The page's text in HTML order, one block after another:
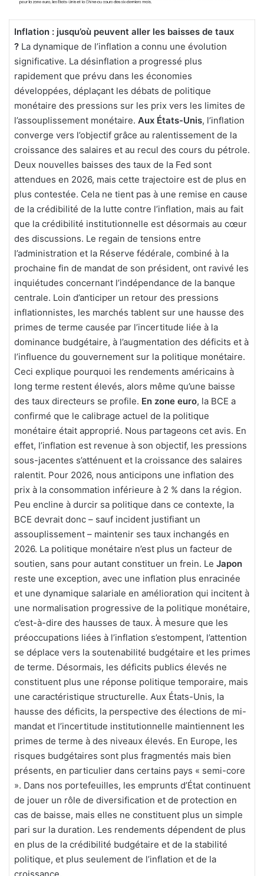
Inflation : jusqu’où peuvent aller les baisses de taux
?La dynamique de l’inflation a connu une évolution
significative. La désinflation a progressé plus
rapidement que prévu dans les économies
développées, déplaçant les débats de politique
monétaire des pressions sur les prix vers les limites de
l’assouplissement monétaire. Aux États-Unis, l’inflation
converge vers l’objectif grâce au ralentissement de la
croissance des salaires et au recul des cours du pétrole.
Deux nouvelles baisses des taux de la Fed sont
attendues en 2026, mais cette trajectoire est de plus en
plus contestée. Cela ne tient pas à une remise en cause
de la crédibilité de la lutte contre l’inflation, mais au fait
que la crédibilité institutionnelle est désormais au cœur
des discussions. Le regain de tensions entre
l’administration et la Réserve fédérale, combiné à la
prochaine fin de mandat de son président, ont ravivé les
inquiétudes concernant l’indépendance de la banque
centrale. Loin d’anticiper un retour des pressions
inflationnistes, les marchés tablent sur une hausse des
primes de terme causée par l’incertitude liée à la
dominance budgétaire, à l’augmentation des déficits et à
l’influence du gouvernement sur la politique monétaire.
Ceci explique pourquoi les rendements américains à
long terme restent élevés, alors même qu’une baisse
des taux directeurs se profile. En zone euro, la BCE a
confirmé que le calibrage actuel de la politique
monétaire était approprié. Nous partageons cet avis. En
effet, l’inflation est revenue à son objectif, les pressions
sous-jacentes s’atténuent et la croissance des salaires
ralentit. Pour 2026, nous anticipons une inflation des
prix à la consommation inférieure à 2 % dans la région.
Peu encline à durcir sa politique dans ce contexte, la
BCE devrait donc – sauf incident justifiant un
assouplissement – maintenir ses taux inchangés en
2026. La politique monétaire n’est plus un facteur de
soutien, sans pour autant constituer un frein. Le Japon
reste une exception, avec une inflation plus enracinée
et une dynamique salariale en amélioration qui incitent à
une normalisation progressive de la politique monétaire,
c’est-à-dire des hausses de taux. À mesure que les
préoccupations liées à l’inflation s’estompent, l’attention
se déplace vers la soutenabilité budgétaire et les primes
de terme. Désormais, les déficits publics élevés ne
constituent plus une réponse politique temporaire, mais
une caractéristique structurelle. Aux États-Unis, la
hausse des déficits, la perspective des élections de mi-
mandat et l’incertitude institutionnelle maintiennent les
primes de terme à des niveaux élevés. En Europe, les
risques budgétaires sont plus fragmentés mais bien
présents, en particulier dans certains pays « semi-core
». Dans nos portefeuilles, les emprunts d’État continuent
de jouer un rôle de diversification et de protection en
cas de baisse, mais elles ne constituent plus un simple
pari sur la duration. Les rendements dépendent de plus
en plus de la crédibilité budgétaire et de la stabilité
politique, et plus seulement de l’inflation et de la
croissance.